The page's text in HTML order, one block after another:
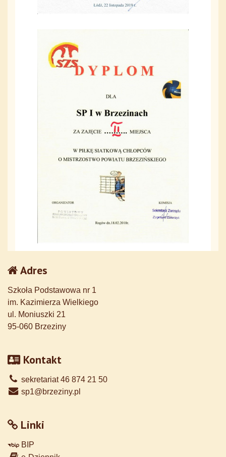
Adres
Szkoła Podstawowa nr 1
im. Kazimierza Wielkiego
ul. Moniuszki 21
95-060 Brzeziny
Kontakt
sekretariat 46 874 21 50
sp1@brzeziny.pl
Linki
BIP